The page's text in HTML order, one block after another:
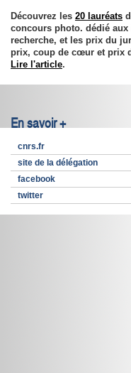
Découvrez les 20 lauréats
concours photo. dédié aux
recherche, et les prix du
prix, coup de cœur et prix
Lire l'article.
En savoir +
cnrs.fr
site de la délégation
facebook
twitter